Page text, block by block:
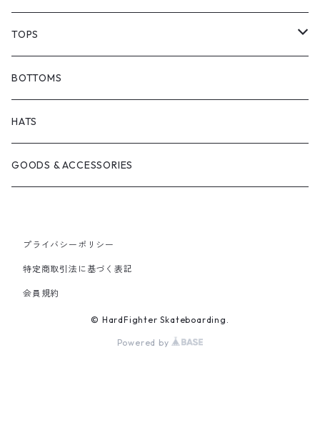
BARF COMICS
BONJOUR URETHANE
BRICKS BRAND
FILM TRUCKS
HEROIN SKATEBOARDS
MELTDOWN SKATES
DECK
TRUCKS
BEARING
WHEEL
TOPS
JACKETS
SHIRTS
TEES
CREWNECKS
BOTTOMS
HATS
GOODS & ACCESSORIES
プライバシーポリシー
特定商取引法に基づく表記
会員規約
© HardFighter Skateboarding.
Powered by